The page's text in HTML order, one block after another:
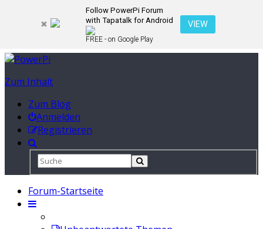
Follow PowerPi Forum
with Tapatalk for Android
FREE - on Google Play
VIEW
Zum Inhalt
Zum Blog
Anmelden
Registrieren
Forum-Startseite